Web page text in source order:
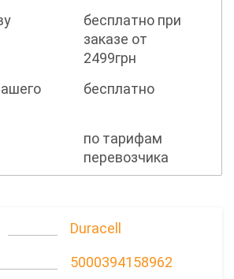
бесплатно при
заказе от
2499грн
бесплатно
по тарифам
перевозчика
Duracell
5000394158962